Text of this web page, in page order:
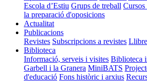
Escola d’Estiu Grups de treball Cursos
la preparació d'oposicions
Actualitat
Publicacions
Revistes Subscripcions a revistes
Biblioteca
Informació, serveis i visites Biblioteca
Garbell i la Granera MiniBATS
d'educació Fons històric i arxius